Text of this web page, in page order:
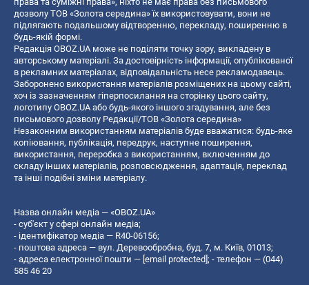
дозволу ТОВ «Золота середина» їх використовувати, вони не
підлягають подальшому відтворенню, перекладу, поширенню в
будь-якій формі.
Редакція OBOZ.UA може не поділяти точку зору, викладену в
авторському матеріалі. За достовірність інформації, опублікованої
в рекламних матеріалах, відповідальність несе рекламодавець.
Заборонено використання матеріалів розміщених на цьому сайті,
хоч із зазначенням гіперпосилання на сторінку цього сайту,
логотипу OBOZ.UA або будь-якого іншого згадування, але без
письмового дозволу Редакції/ТОВ «Золота середина»
Незаконним використанням матеріалів буде вважатися: будь-яке
копiювання, публiкацiя, передрук, наступне поширення,
використання, переробка з використанням, включенням до
складу інших матеріалів, розповсюдження, адаптація, переклад
та інші подібні зміни матеріалу.
Назва онлайн медіа — «OBOZ.UA»
- суб'єкт у сфері онлайн медіа;
- ідентифікатор медіа — R40-06156;
- поштова адреса — вул. Деревообробна, буд. 7, м. Київ, 01013;
- адреса електронної пошти — [email protected]; - телефон — (044)
585 46 20